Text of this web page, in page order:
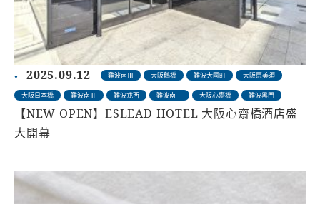
2025.09.12 難波南Ⅲ 大阪鶴橋 難波大國町 大阪恵美須
大阪日本橋 難波南Ⅱ 難波戎西 難波南Ⅰ 大阪心齋橋 難波黑門
【NEW OPEN】ESLEAD HOTEL 大阪心齋橋酒店盛
大開幕